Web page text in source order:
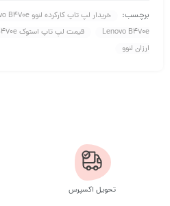
برچسب: خریدار لپ تاپ کارکرده لنوو Lenovo B470e
Lenovo B470e
قیمت لپ تاپ استوک Lenovo B470e
ارزان لنوو
تحویل اکسپرس